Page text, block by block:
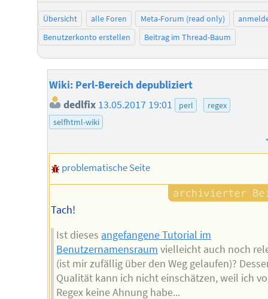
Übersicht alle Foren Meta-Forum (read only)
Benutzerkonto erstellen
Beitrag im Thread-Baum
Wiki: Perl-Bereich depubliziert
dedlfix 13.05.2017 19:01 perl
regex
selfhtml-wiki
problematische Seite
Tach!
Ist dieses angefangene Tutorial im
Benutzernamensraum vielleicht auch noch
(ist mir zufällig über den Weg gelaufen)?
Qualität kann ich nicht einschätzen, weil ich
Regex keine Ahnung habe...